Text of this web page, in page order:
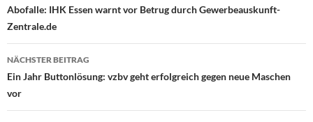
Abofalle: IHK Essen warnt vor Betrug durch Gewerbeauskunft-
Zentrale.de
NÄCHSTER BEITRAG
Ein Jahr Buttonlösung: vzbv geht erfolgreich gegen neue Maschen
vor